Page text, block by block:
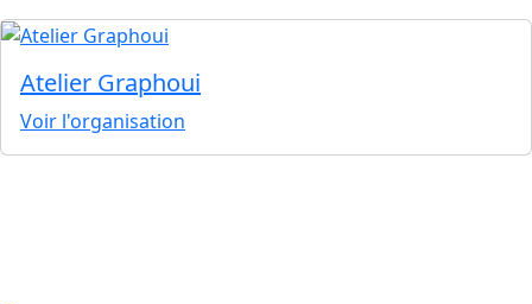
Atelier Graphoui
Voir l'organisation